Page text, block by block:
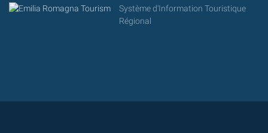
Système d'Information Touristique
Régional